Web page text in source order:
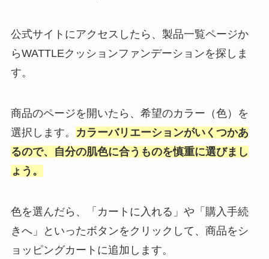
公式サイトにアクセスしたら、製品一覧ページか
らWATTLEクッションファンデーションを探しま
す。
商品のページを開いたら、希望のカラー（色）を
選択します。
カラーバリエーションがいくつかあ
るので、自分の肌色に合うものを慎重に選びまし
ょう。
色を選んだら、「カートに入れる」や「購入手続
きへ」といったボタンをクリックして、商品をシ
ョッピングカートに追加します。